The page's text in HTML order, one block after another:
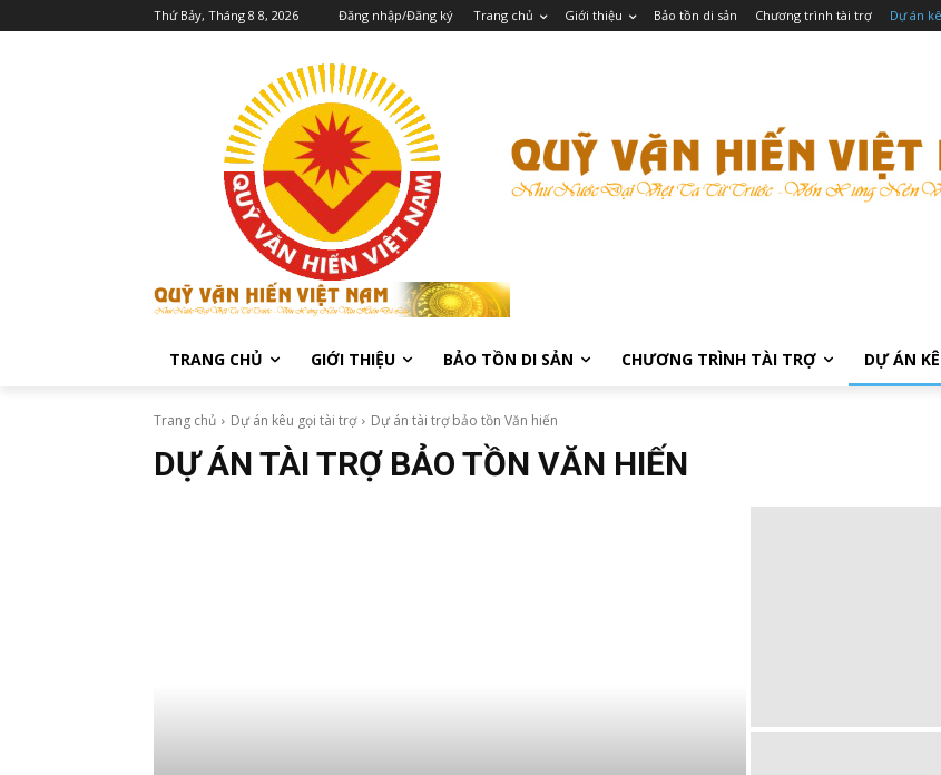
Thứ Bảy, Tháng 8 8, 2026 Đăng nhập/Đăng ký Trang chủ Giới thiệu Bảo tồn di sản Chương trình tài trợ Dự án
TRANG CHỦ GIỚI THIỆU BẢO TỒN DI SẢN CHƯƠNG TRÌNH TÀI TRỢ DỰ ÁN
Trang chủ Dự án kêu gọi tài trợ Dự án tài trợ bảo tồn Văn hiến
DỰ ÁN TÀI TRỢ BẢO TỒN VĂN HIẾN